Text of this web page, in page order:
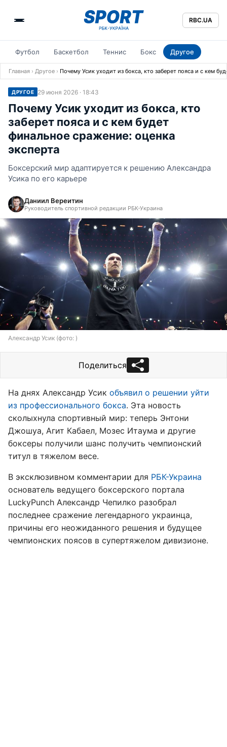
RBC.UA
Футбол Баскетбол Теннис Бокс Другое
Главная › Другое › Почему Усик уходит из бокса, кто заберет пояса и с кем
ДРУГОЕ 29 июня 2026 · 18:43
Почему Усик уходит из бокса, кто
заберет пояса и с кем будет
финальное сражение: оценка
эксперта
Боксерский мир адаптируется к решению Александра
Усика по его карьере
Даниил Вереитин
Руководитель спортивной редакции РБК-Украина
Александр Усик (фото: )
Поделиться
На днях Александр Усик объявил о решении уйти
из профессионального бокса. Эта новость
сколыхнула спортивный мир: теперь Энтони
Джошуа, Агит Кабаел, Мозес Итаума и другие
боксеры получили шанс получить чемпионский
титул в тяжелом весе.
В эксклюзивном комментарии для РБК-Украина
основатель ведущего боксерского портала
LuckyPunch Александр Чепилко разобрал
последнее сражение легендарного украинца,
причины его неожиданного решения и будущее
чемпионских поясов в супертяжелом дивизионе.